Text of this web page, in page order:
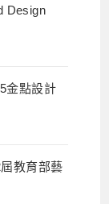
Design
金點設計
教育部藝